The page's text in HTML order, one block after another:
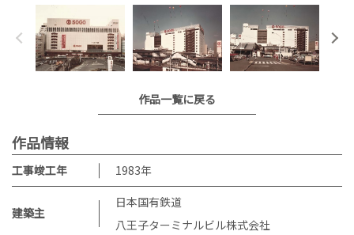
作品一覧に戻る
作品情報
工事竣工年 1983年
建築主
日本国有鉄道
八王子ターミナルビル株式会社